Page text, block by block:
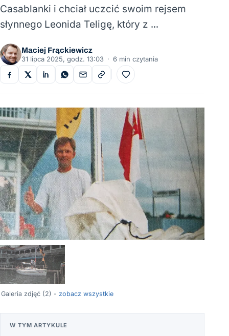
Casablanki i chciał uczcić swoim rejsem
słynnego Leonida Teligę, który z …
Maciej Frąckiewicz
31 lipca 2025, godz. 13:03 · 6 min czytania
Do ulubionych
Galeria zdjęć (2) - zobacz wszystkie
W TYM ARTYKULE